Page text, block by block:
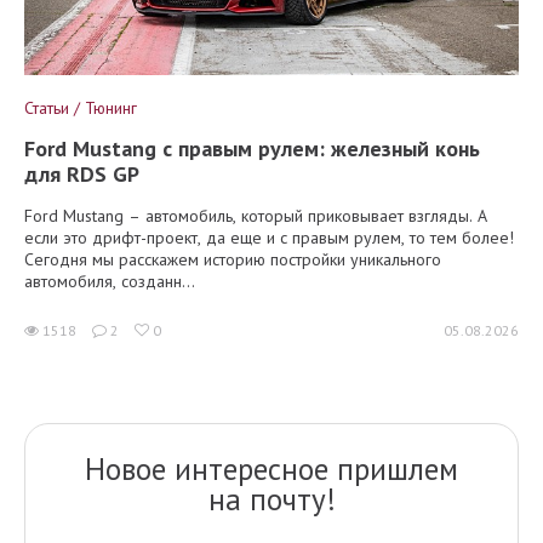
Статьи / Тюнинг
Ford Mustang с правым рулем: железный конь
для RDS GP
Ford Mustang – автомобиль, который приковывает взгляды. А
если это дрифт-проект, да еще и с правым рулем, то тем более!
Сегодня мы расскажем историю постройки уникального
автомобиля, созданн...
1518 2 0 05.08.2026
Новое интересное пришлем
на почту!